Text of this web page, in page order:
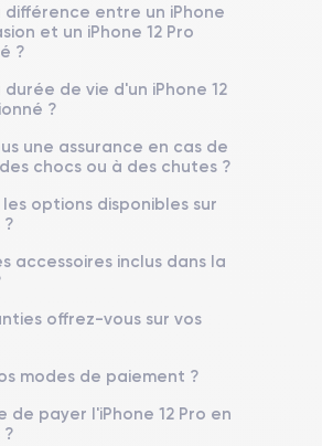
Système exploitation
iOS (iOS 26)
Poids
Résolution écran
2532 x 1170 pixels
3.1 GHz
entre un iPhone
et un iPhone 12 Pro
?
de vie d'un iPhone 12
?
une assurance en cas de
chocs ou à des chutes ?
options disponibles sur
accessoires inclus dans la
offrez-vous sur vos
modes de paiement ?
de payer l'iPhone 12 Pro en
?